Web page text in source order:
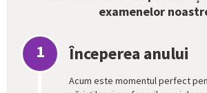
examenelor
1 Începerea anului
Acum este momentul perfect